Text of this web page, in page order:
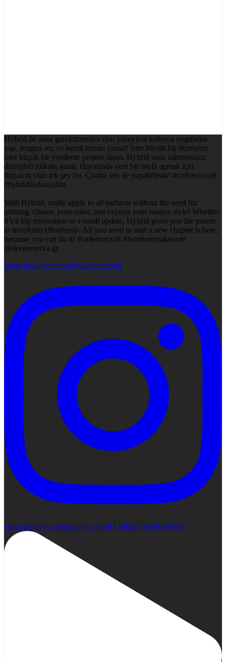
Hybrid ile astar gerektirmeden tüm yüzeylere kolayca uygulama
yap, rengini seç ve kendi tarzını yansıt! İster büyük bir dönüşüm
ister küçük bir yenileme projesi olsun, Hybrid sana zahmetsizce
dönüşüm imkanı sunar. Hayatında yeni bir sayfa açmak için
ihtiyacın olan tek şey bu. Çünkü sen de yapabilirsin! #cadencecraft
#hybridiledönüşüm
With Hybrid, easily apply to all surfaces without the need for
priming, choose your color, and express your unique style! Whether
it’s a big renovation or a small update, Hybrid gives you the power
to transform effortlessly. All you need to start a new chapter is here,
because you can do it! #cadencecraft #furnituremakeover
@decorezerva.gr
View Instagram post by cadencecraft
Open post by cadencecraft with ID 18021741206540843